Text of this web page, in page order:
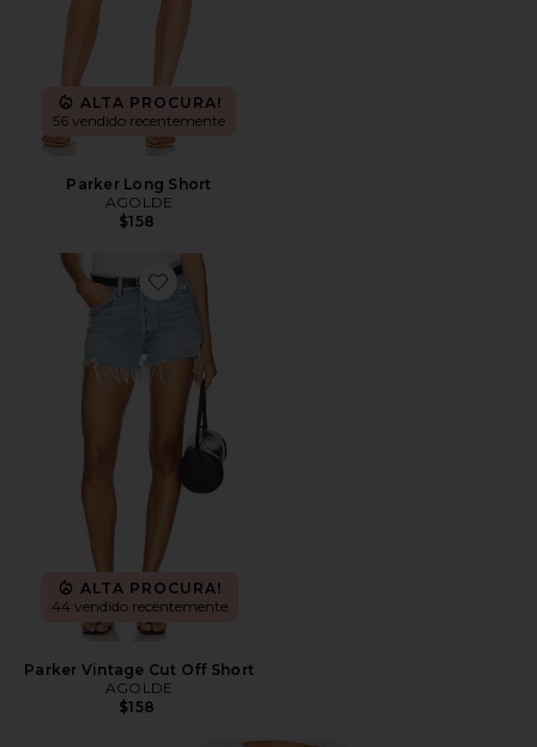
ALTA PROCURA!
56 vendido recentemente
Parker Long Short
AGOLDE
$158
Favorite Parker Vintage Cut Off Short
ALTA PROCURA!
44 vendido recentemente
Parker Vintage Cut Off Short
AGOLDE
$158